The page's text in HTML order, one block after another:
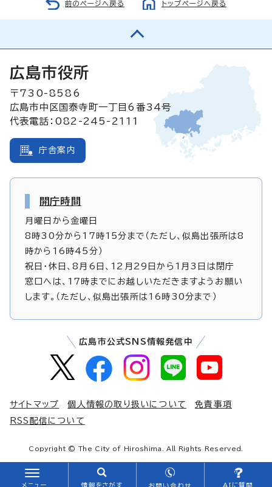
前のページへ戻る トップページへ戻る
メニュー 情報をさがす お問い合わせ AIに質問
広島市役所
〒730-8586
広島市中区国泰寺町一丁目6番34号
代表電話：082-245-2111
庁舎案内
開庁時間
月曜日から金曜日
8時30分から17時15分まで（ただし、似島出張所は8
時から16時45分）
祝日・休日、8月6日、12月29日から1月3日は閉庁
窓口へは、17時までにお越しいただきますようお願い
します。（ただし、似島出張所は16時30分まで）
広島市公式SNS情報発信中
サイトマップ 個人情報の取り扱いについて
免責事項
RSS配信について
Copyright © The City of Hiroshima. All Rights Reserved.